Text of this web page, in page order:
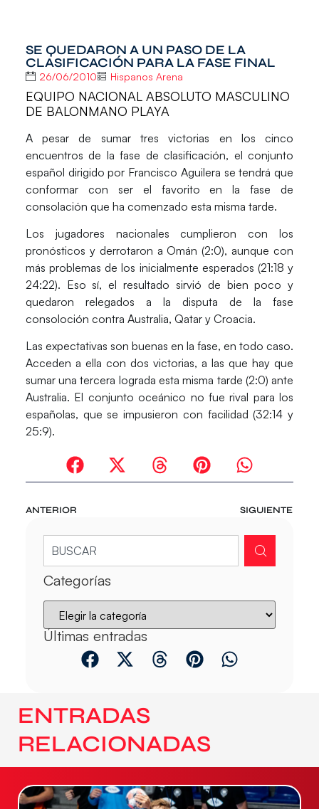
SE QUEDARON A UN PASO DE LA
CLASIFICACIÓN PARA LA FASE FINAL
26/06/2010 Hispanos Arena
EQUIPO NACIONAL ABSOLUTO MASCULINO
DE BALONMANO PLAYA
A pesar de sumar tres victorias en los cinco
encuentros de la fase de clasificación, el conjunto
español dirigido por Francisco Aguilera se tendrá que
conformar con ser el favorito en la fase de
consolación que ha comenzado esta misma tarde.
Los jugadores nacionales cumplieron con los
pronósticos y derrotaron a Omán (2:0), aunque con
más problemas de los inicialmente esperados (21:18 y
24:22). Eso sí, el resultado sirvió de bien poco y
quedaron relegados a la disputa de la fase
consoloción contra Australia, Qatar y Croacia.
Las expectativas son buenas en la fase, en todo caso.
Acceden a ella con dos victorias, a las que hay que
sumar una tercera lograda esta misma tarde (2:0) ante
Australia. El conjunto oceánico no fue rival para los
españolas, que se impusieron con facilidad (32:14 y
25:9).
ANTERIOR SIGUIENTE
Categorías
Últimas entradas
ENTRADAS
RELACIONADAS